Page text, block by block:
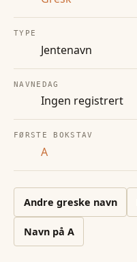
TYPE
Jentenavn
NAVNEDAG
Ingen registrert
FØRSTE BOKSTAV
A
Andre greske navn
Navn på A